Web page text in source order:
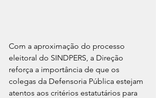
Com a aproximação do processo
eleitoral do SINDPERS, a Direção
reforça a importância de que os
colegas da Defensoria Pública estejam
atentos aos critérios estatutários para